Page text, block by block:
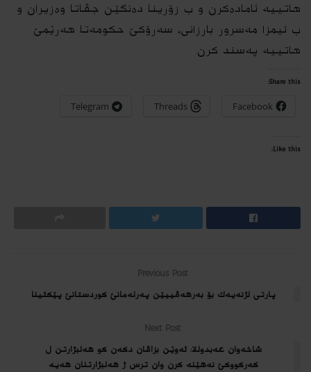
هاتییه‌ ئامادەكرن و ب زۆرینا دەنگێن جڤاتا وەزیران و
ب ئیمزا مەسرور بارزانی، سەرۆكێ حكومەتا هەرێمێ
هاتییه‌ پەسند كرن.
Share this:
Facebook
Threads
Telegram
Like this:
Previous Post
پارتى لژنه‌یه‌ك بۆ به‌رهه‌ڤییێن په‌رله‌مانێ كوردستانێ پێكئینا
Next Post
شاخه‌وان عه‌بدوللا: ئه‌وێن بزاڤان دكه‌ن كو هه‌لبژارتن ل
كه‌ركووكێ نه‌هێنه‌ كرن وان ترس ژ هه‌لبژارتنان هه‌یه‌